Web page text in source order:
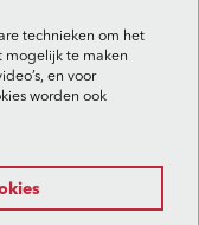
met de
technieken om het
mogelijk te maken
en voor
worden ook